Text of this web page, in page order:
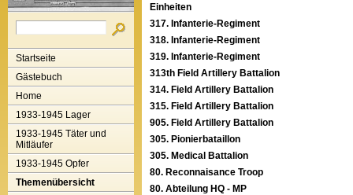
Startseite
Gästebuch
Home
1933-1945 Lager
1933-1945 Täter und
Mitläufer
1933-1945 Opfer
Themenübersicht
Einheiten
317. Infanterie-Regiment
318. Infanterie-Regiment
319. Infanterie-Regiment
313th Field Artillery Battalion
314. Field Artillery Battalion
315. Field Artillery Battalion
905. Field Artillery Battalion
305. Pionierbataillon
305. Medical Battalion
80. Reconnaisance Troop
80. Abteilung HQ - MP